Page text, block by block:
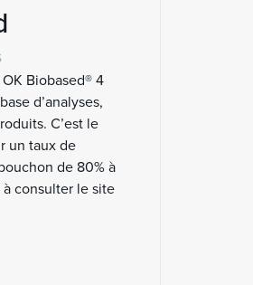
Biobased® 4
d’analyses,
C’est le
un taux de
de 80% à
consulter le site